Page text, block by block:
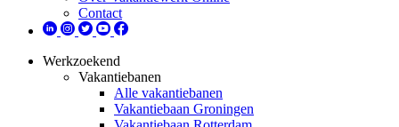
Contact
Werkzoekend
Vakantiebanen
Alle vakantiebanen
Vakantiebaan Groningen